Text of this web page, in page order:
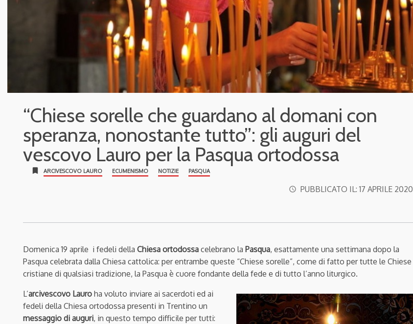
“Chiese sorelle che guardano al domani con
speranza, nonostante tutto”: gli auguri del
vescovo Lauro per la Pasqua ortodossa
bookmark ARCIVESCOVO LAURO ECUMENISMO NOTIZIE PASQUA
access_time PUBBLICATO IL:17 APRILE 2020
Domenica 19 aprile i fedeli della Chiesa ortodossa celebrano la Pasqua, esattamente una settimana dopo la
Pasqua celebrata dalla Chiesa cattolica: per entrambe queste “Chiese sorelle”, come di fatto per tutte le Chiese
cristiane di qualsiasi tradizione, la Pasqua è cuore fondante della fede e di tutto l’anno liturgico.
L’arcivescovo Lauro ha voluto inviare ai sacerdoti ed ai
fedeli della Chiesa ortodossa presenti in Trentino un
messaggio di auguri, in questo tempo difficile per tutti: